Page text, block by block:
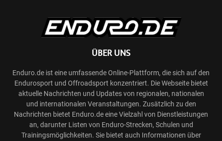
ÜBER UNS
Enduro.de ist eine umfassende Online-Plattform, die sich auf den
Endurosport und Offroadsport konzentriert. Die Webseite bietet
aktuelle Nachrichten und Updates von regionalen, nationalen
und internationalen Veranstaltungen. Zusätzlich zu den
Nachrichten bietet Enduro.de eine Vielzahl von Dienstleistungen
an, darunter Listen von Enduro-Strecken, Schulen und
Trainingsmöglichkeiten. Sie bietet auch Informationen über